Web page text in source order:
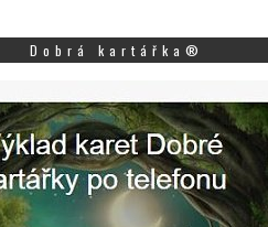
Dobrá kartářka®